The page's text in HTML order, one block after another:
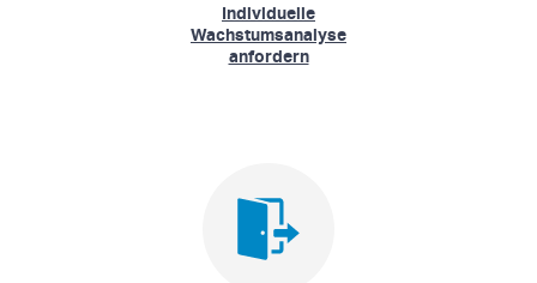
Individuelle
Wachstumsanalyse
anfordern